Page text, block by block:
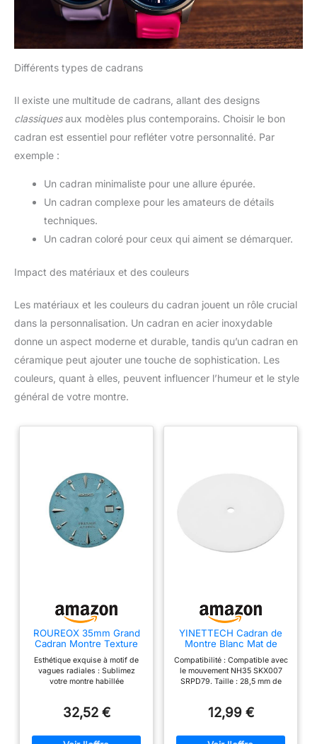
Différents types de cadrans
Il existe une multitude de cadrans, allant des designs
classiquesaux modèles plus contemporains. Choisir le bon
cadran est essentiel pour refléter votre personnalité. Par
exemple :
Un cadran minimaliste pour une allure épurée.
Un cadran complexe pour les amateurs de détails
techniques.
Un cadran coloré pour ceux qui aiment se démarquer.
Impact des matériaux et des couleurs
Les matériaux et les couleurs du cadran jouent un rôle crucial
dans la personnalisation. Un cadran en acier inoxydable
donne un aspect moderne et durable, tandis qu’un cadran en
céramique peut ajouter une touche de sophistication. Les
couleurs, quant à elles, peuvent influencer l’humeur et le style
général de votre montre.
ROUREOX 35mm Grand
Cadran Montre Texture
Mouvement Automatique
NH35 Modding Habillée
pour Seiko Presage
Esthétique exquise à motif de
vagues radiales : Sublimez
votre montre habillée
orné d’un motif de vagues
complexe et profondément
32,52 €
YINETTECH Cadran de
Montre Blanc Mat de
Inoxydable Compatible
avec Le Mouvement
NH35 NH36
Compatibilité : Compatible avec
le mouvement NH35 SKX007
SRPD79. Taille : 28,5 mm de
marge d'erreur. Fonction : Pour
l'ancien cadran d'origine
12,99 €